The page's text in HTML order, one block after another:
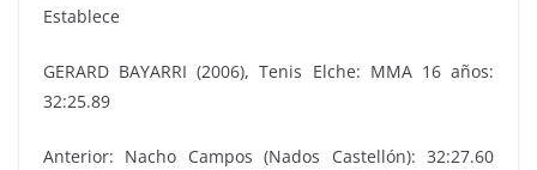
Establece
GERARD BAYARRI (2006), Tenis Elche: MMA 16 años:
32:25.89
Anterior: Nacho Campos (Nados Castellón): 32:27.60